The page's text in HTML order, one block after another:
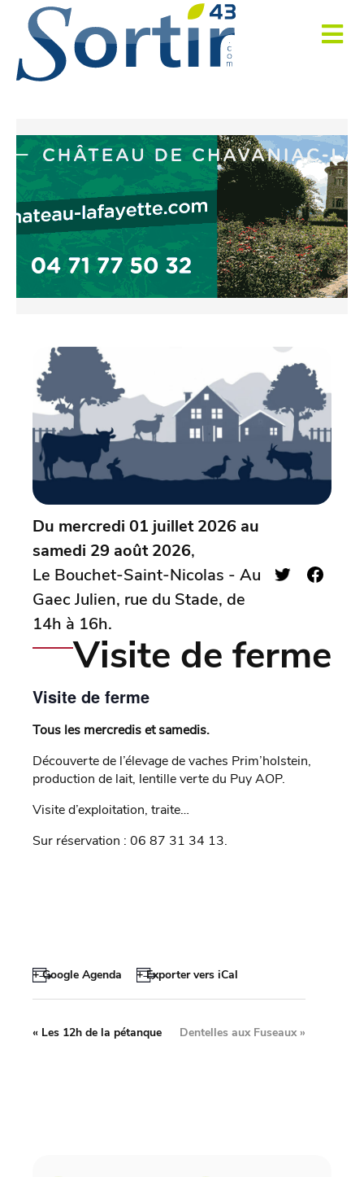
Du mercredi 01 juillet 2026 au
samedi 29 août 2026,
Le Bouchet-Saint-Nicolas - Au
Gaec Julien, rue du Stade, de
14h à 16h.
Visite de ferme
Visite de ferme
Tous les mercredis et samedis.
Découverte de l’élevage de vaches Prim’holstein,
production de lait, lentille verte du Puy AOP.
Visite d’exploitation, traite…
Sur réservation : 06 87 31 34 13.
+ Google Agenda + Exporter vers iCal
« Les 12h de la pétanque Dentelles aux Fuseaux»